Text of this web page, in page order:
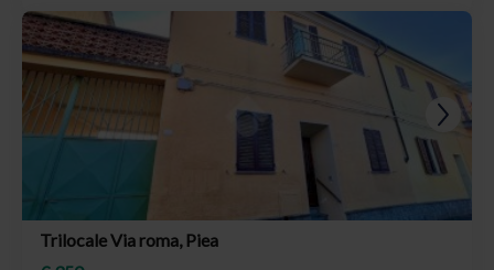
Trilocale Via roma, Piea